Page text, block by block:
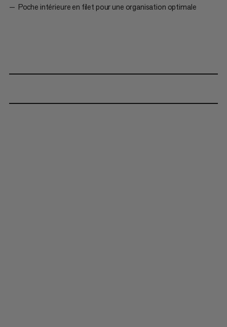
Poche intérieure en filet pour une organisation optimale